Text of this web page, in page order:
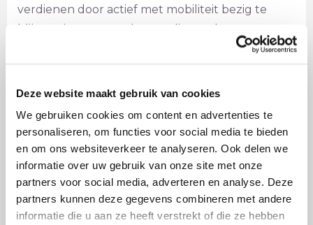
Deze website maakt gebruik van cookies
We gebruiken cookies om content en advertenties te
personaliseren, om functies voor social media te bieden
en om ons websiteverkeer te analyseren. Ook delen we
informatie over uw gebruik van onze site met onze
partners voor social media, adverteren en analyse. Deze
partners kunnen deze gegevens combineren met andere
informatie die u aan ze heeft verstrekt of die ze hebben
verdienen door actief met mobiliteit bezig te
blijven via een aantal tussenliggende
opdrachten. Het traject werd afgesloten met een
tweede game. Tijdens deze game werden de
teams uitgedaagd om al hun ervaringen van de
werkelijkheid om te zetten in hoge scores.